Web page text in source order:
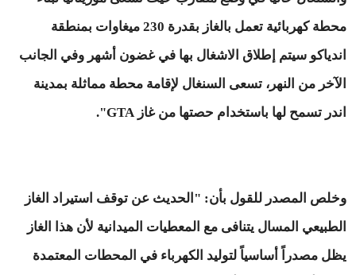
محطة كهربائية تعمل بالغاز بقدرة 230 ميغاوات بمنطقة
اندياكو سيتم إطلاق الاشغال بها في غضون أشهر وفي الجانب
الآخر من النهر، تسعى السنغال لإقامة محطة مماثلة بمدينة
اندر تسمح لها باستخدام حصتها من غاز GTA".
وخلص المصدر للقول بأن: "الحديث عن توقف استيراد الغاز
الطبيعي المسال يتنافى مع المعطيات الميدانية لأن هذا الغاز
يظل مصدراً أساسياً لتوليد الكهرباء في المحطات المعتمدة